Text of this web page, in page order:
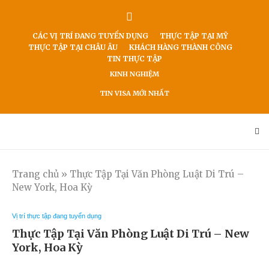
CÁC VỊ TRÍ ĐANG TUYỂN DỤNG
THỰC TẬP TẠI MỸ
THỰC TẬP TẠI CHÂU ÂU
KHÁCH HÀNG THÀNH CÔNG
TIN THỰC TẬP
KINH NGHIỆM
TIN VISA MỚI NHẤT
Trang chủ » Thực Tập Tại Văn Phòng Luật Di Trú –
New York, Hoa Kỳ
Vị trí thực tập đang tuyển dụng
Thực Tập Tại Văn Phòng Luật Di Trú – New
York, Hoa Kỳ